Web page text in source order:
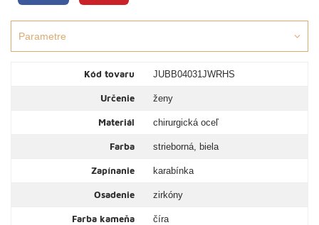
Parametre
Kód tovaru JUBB04031JWRHS
Určenie ženy
Materiál chirurgická oceľ
Farba strieborná, biela
Zapínanie karabínka
Osadenie zirkóny
Farba kameňa číra